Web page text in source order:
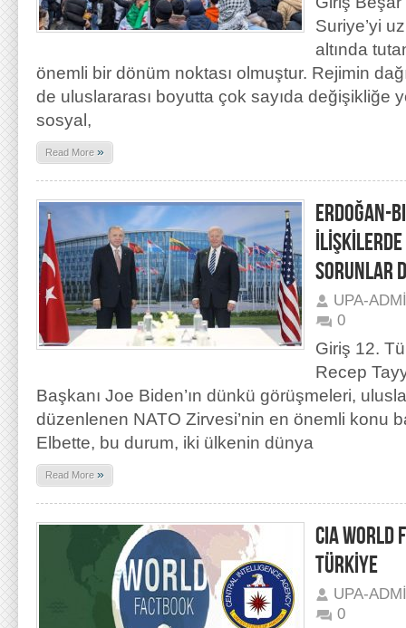
Suriye’yi
altında
önemli bir dönüm noktası olmuştur. Rejimin
de uluslararası boyutta çok sayıda değişikliğe
sosyal,
Read More »
ERDOĞAN-
SORUNLAR
UPA-
0
Giriş 12.
Recep
Başkanı Joe Biden’ın dünkü görüşmeleri,
düzenlenen NATO Zirvesi’nin en önemli konu
Elbette, bu durum, iki ülkenin dünya
Read More »
CIA WORLD
TÜRKİYE
UPA-
0